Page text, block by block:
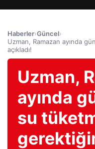
Haberler›Güncel›
Uzman, Ramazan ayında
açıkladı!
Uzman,
ayında
su